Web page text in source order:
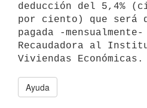
deducción del 5,4%
por ciento) que será
pagada -
Recaudadora al
Ayuda